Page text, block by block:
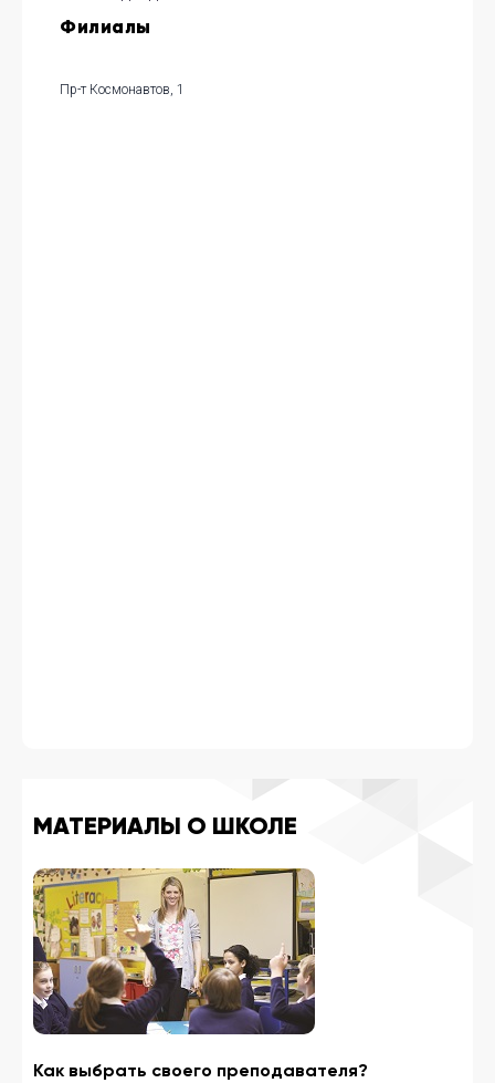
Филиалы
Пр-т Космонавтов, 1
МАТЕРИАЛЫ О ШКОЛЕ
Как выбрать своего преподавателя?